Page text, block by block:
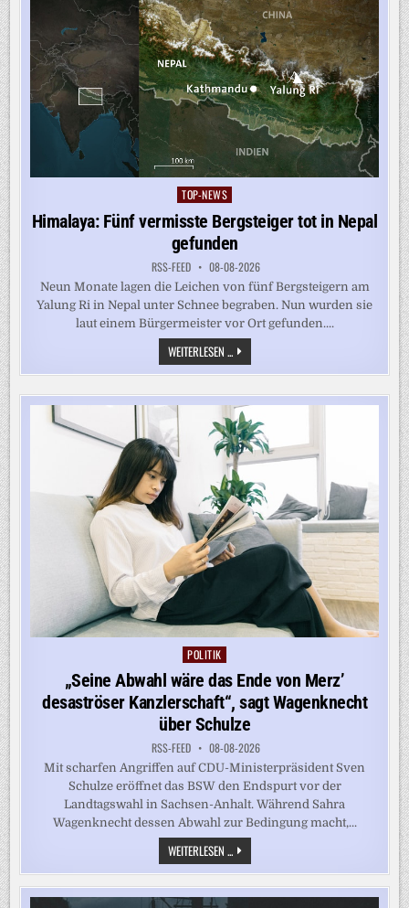
Posted
in
TOP-NEWS
Himalaya: Fünf vermisste Bergsteiger tot in Nepal
gefunden
RSS-FEED 08-08-2026
Neun Monate lagen die Leichen von fünf Bergsteigern am
Yalung Ri in Nepal unter Schnee begraben. Nun wurden sie
laut einem Bürgermeister vor Ort gefunden....
WEITERLESEN ... HIMALAYA:
FÜNF
VERMISSTE
TOT
IN
NEPAL
GEFUNDEN
Posted
in
POLITIK
„Seine Abwahl wäre das Ende von Merz’
desaströser Kanzlerschaft“, sagt Wagenknecht
über Schulze
RSS-FEED 08-08-2026
Mit scharfen Angriffen auf CDU-Ministerpräsident Sven
Schulze eröffnet das BSW den Endspurt vor der
Landtagswahl in Sachsen-Anhalt. Während Sahra
Wagenknecht dessen Abwahl zur Bedingung macht,...
WEITERLESEN ...„SEINE
ABWAHL
WÄRE
DAS
ENDE